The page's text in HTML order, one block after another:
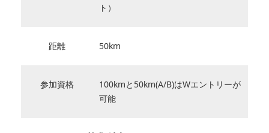
ト）
距離 50km
参加資格
100kmと50km(A/B)はWエントリーが
可能